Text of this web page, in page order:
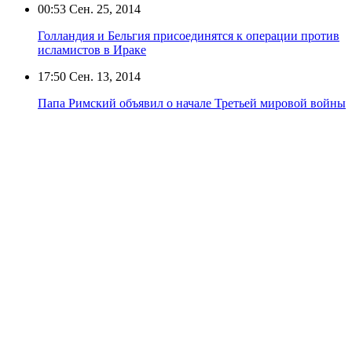
00:53 Сен. 25, 2014
Голландия и Бельгия присоединятся к операции против
исламистов в Ираке
17:50 Сен. 13, 2014
Папа Римский объявил о начале Третьей мировой войны